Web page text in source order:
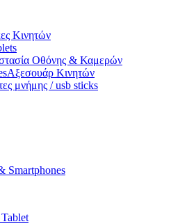
Κινητών
Οθόνης & Καμερών
Αξεσουάρ Κινητών
μνήμης / usb sticks
Smartphones